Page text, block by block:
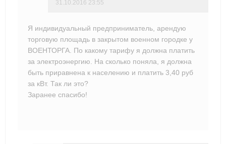
31.10.2016 23:55
Я индивидуальный предприниматель, арендую
торговую площадь в закрытом военном городке у
ВОЕНТОРГА. По какому тарифу я должна платить
за электроэнергию. На сколько поняла, я должна
быть приравнена к населению и платить 3,40 руб
за кВт. Так ли это?
Заранее спасибо!